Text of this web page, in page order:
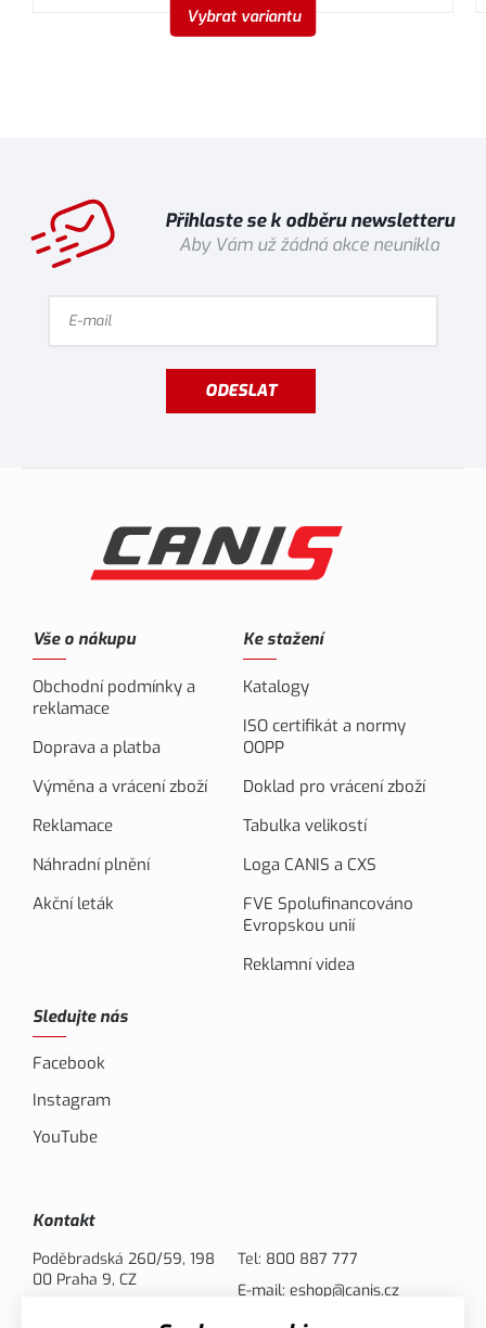
Vybrat variantu
Přihlaste se k odběru newsletteru
Aby Vám už žádná akce neunikla
ODESLAT
Vše o nákupu
Obchodní podmínky a
reklamace
Doprava a platba
Výměna a vrácení zboží
Reklamace
Náhradní plnění
Akční leták
Ke stažení
Katalogy
ISO certifikát a normy
OOPP
Doklad pro vrácení zboží
Tabulka velikostí
Loga CANIS a CXS
FVE Spolufinancováno
Evropskou unií
Reklamní videa
Sledujte nás
Facebook
Instagram
YouTube
Kontakt
Poděbradská 260/59, 198
00 Praha 9, CZ
Tel: 800 887 777
E-mail: eshop@canis.cz